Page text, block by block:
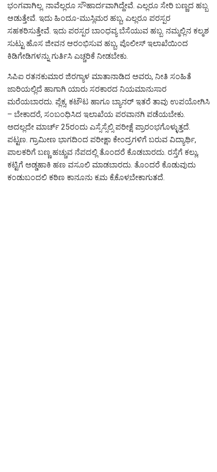
ಭಂಗವಾಗಿಲ್ಲ. ನಾವೆಲ್ಲರೂ ಸೌಹಾರ್ದವಾಗಿದ್ದೇವೆ. ಎಲ್ಲರೂ ಸೇರಿ ಬಣ್ಣದ ಹಬ್ಬ
ಆಡುತ್ತೇವೆ. ಇದು ಹಿಂದೂ-ಮುಸ್ಲಿಮರ ಹಬ್ಬ, ಎಲ್ಲರೂ ಪರಸ್ಪರ
ಸಹಕರಿಸುತ್ತೇವೆ. ಇದು ಪರಸ್ಪರ ಬಾಂಧವ್ಯ ಬೆಸೆಯುವ ಹಬ್ಬ. ನಮ್ಮಲ್ಲಿನ ಕಲ್ಮಶ
ಸುಟ್ಟು ಹೊಸ ಜೀವನ ಆರಂಭಿಸುವ ಹಬ್ಬ, ಪೊಲೀಸ್ ಇಲಾಖೆಯಿಂದ
ಕಿಡಿಗೇಡಿಗಳನ್ನು ಗುರ್ತಿಸಿ ಎಚ್ಚರಿಕೆ ನೀಡಬೇಕು.
ಸಿಪಿಐ ರತನಕುಮಾರ ಜಿರಗ್ಯಾಳ‌ ಮಾತಾನಾಡಿದ ಅವರು, ನೀತಿ ಸಂಹಿತೆ
ಜಾರಿಯಲ್ಲಿದೆ ಹಾಗಾಗಿ ಯಾರು ಸರಕಾರದ ನಿಯಮಾನುಸಾರ
ಮರೆಯಬಾರದು. ಪ್ಲೆಕ್ಸ, ಕಟೌಟ ಹಾಗೂ ಬ್ಯಾನರ್ ಇತರೆ ತಾವು ಉಪಯೋಗಿಸಿ
– ಬೇಕಾದರೆ, ಸಂಬಂಧಿಸಿದ ಇಲಾಖೆಯ ಪರವಾನಗಿ ಪಡೆಯಬೇಕು.
ಅದಲ್ಲದೇ ಮಾರ್ಚ್ 25ರಂದು ಎಸ್ಸೆಸ್ಸೆಲ್ಸಿ ಪರೀಕ್ಷೆ ಪ್ರಾರಂಭಗೊಳ್ಳುತ್ತದೆ.
ಪಟ್ಟಣ. ಗ್ರಾಮೀಣ ಭಾಗದಿಂದ ಪರೀಕ್ಷಾ ಕೇಂದ್ರಗಳಿಗೆ ಬರುವ ವಿದ್ಯಾರ್ಥಿ,
ಪಾಲಕರಿಗೆ ಬಣ್ಣ ಹಚ್ಚುವ ನೆಪದಲ್ಲಿ ತೊಂದರೆ ಕೊಡಬಾರದು. ರಸ್ತೆಗೆ ಕಲ್ಲು,
ಕಟ್ಟಿಗೆ ಅಡ್ಡಹಾಕಿ ಹಣ ವಸೂಲಿ ಮಾಡಬಾರದು. ತೊಂದರೆ ಕೊಡುವುದು
ಕಂಡುಬಂದಲ್ಲಿ ಕಠಿಣ ಕಾನೂನು ಕ್ರಮ ಕೈಕೊಳ್ಳಬೇಕಾಗುತ್ತದೆ.